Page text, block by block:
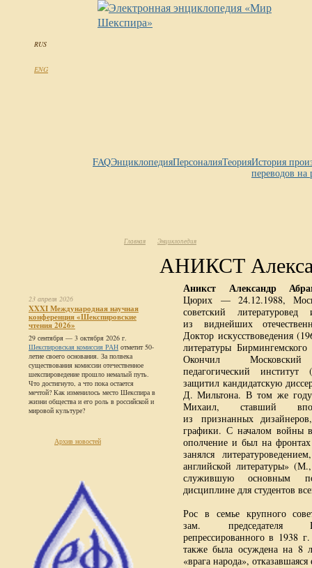
RUS
ENG
FAQЭнциклопедияПерсоналияТеорияИстория
переводов на
Главная Энциклопедия
АНИКСТ
23 апреля 2026
XXXI Международная научная
конференция «Шекспировские
чтения 2026»
29 сентября — 3 октября 2026 г.
Шекспировская комиссия РАН отметит 50-
летие своего основания. За полвека
существования комиссии отечественное
шекспироведение прошло немалый путь.
Что достигнуто, а что пока остается
мечтой? Как изменилось место Шекспира в
жизни общества и его роль в российской и
мировой культуре?
Архив новостей
Аникст Александр
Цюрих — 24.12.1988,
советский
из виднейших
Доктор искус­ствоведения
литературы
Окончил Московский
педагогический
защитил кандидатскую
Д. Мильтона. В том же
Михаил, ставший
из признанных
графики. С началом войны
ополчение и был на
занялся
английской литературы»
служившую основным
дисциплине для студентов
Рос в семье крупного
зам. председателя
репрессированного в 1938
также была осуждена на 8
«врага народа», отказавшаяся